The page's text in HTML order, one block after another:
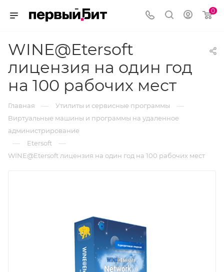
0
WINE@Etersoft
лицензия на один год
на 100 рабочих мест
Главная — Утилиты и сервисные программы —
Виртуальные машины и программы на удаленное
администрирование
— Etersoft —
WINE@Etersoft лицензия на один год на 100 рабочих мест